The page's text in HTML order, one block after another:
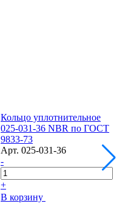
Кольцо уплотнительное
025-031-36 NBR по ГОСТ
9833-73
Арт. 025-031-36
-
+
В корзину